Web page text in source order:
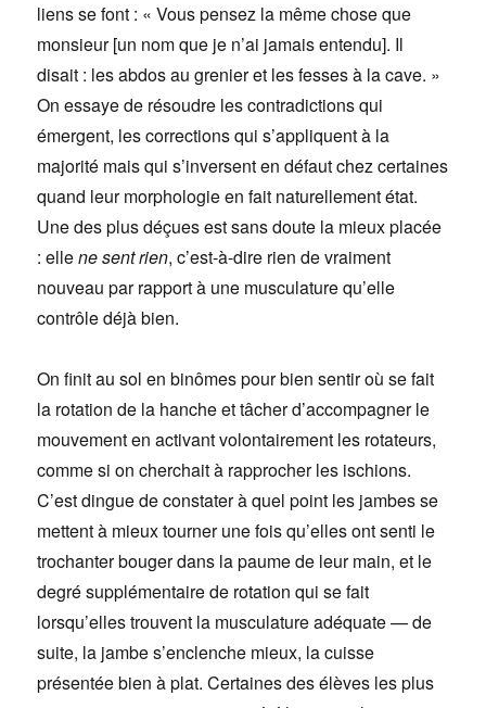
liens se font : « Vous pensez la même chose que
monsieur [un nom que je n’ai jamais entendu]. Il
disait : les abdos au grenier et les fesses à la cave. »
On essaye de résoudre les contradictions qui
émergent, les corrections qui s’appliquent à la
majorité mais qui s’inversent en défaut chez certaines
quand leur morphologie en fait naturellement état.
Une des plus déçues est sans doute la mieux placée
: ellene sent rien, c’est-à-dire rien de vraiment
nouveau par rapport à une musculature qu’elle
contrôle déjà bien.
On finit au sol en binômes pour bien sentir où se fait
la rotation de la hanche et tâcher d’accompagner le
mouvement en activant volontairement les rotateurs,
comme si on cherchait à rapprocher les ischions.
C’est dingue de constater à quel point les jambes se
mettent à mieux tourner une fois qu’elles ont senti le
trochanter bouger dans la paume de leur main, et le
degré supplémentaire de rotation qui se fait
lorsqu’elles trouvent la musculature adéquate — de
suite, la jambe s’enclenche mieux, la cuisse
présentée bien à plat. Certaines des élèves les plus